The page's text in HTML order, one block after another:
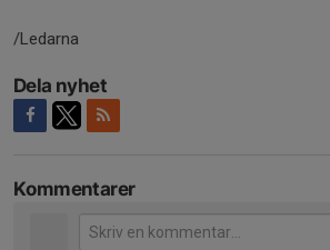
/Ledarna
Dela nyhet
Kommentarer